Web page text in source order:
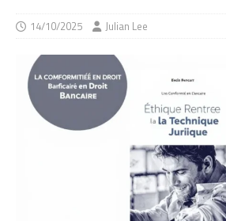
14/10/2025 Julian Lee